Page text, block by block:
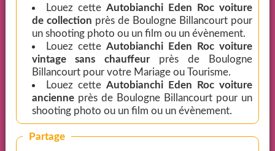
Louez cette Autobianchi Eden Roc voiture
de collection près de Boulogne Billancourt pour
un shooting photo ou un film ou un évènement.
Louez cette Autobianchi Eden Roc voiture
vintage sans chauffeurprès de Boulogne
Billancourt pour votre Mariage ou Tourisme.
Louez cette Autobianchi Eden Roc voiture
ancienneprès de Boulogne Billancourt pour un
shooting photo ou un film ou un évènement.
Partage